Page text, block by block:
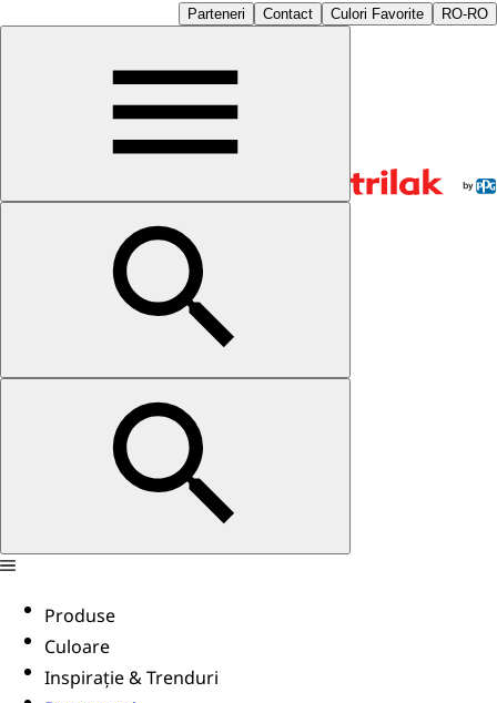
Parteneri Contact Culori Favorite RO-RO
Produse
Culoare
Inspirație & Trenduri